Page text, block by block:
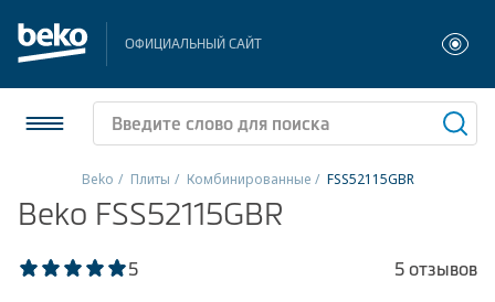
ОФИЦИАЛЬНЫЙ САЙТ
Холодильники и морозильники
Стиральные и сушильные машины
Beko Плиты Комбинированные FSS52115GBR
Beko FSS52115GBR
5 5 отзывов